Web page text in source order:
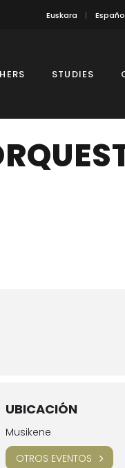
Euskara
STUDIES
UBICACIÓN
Musikene
OTROS EVENTOS